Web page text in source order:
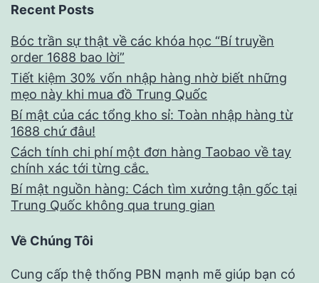
Recent Posts
Bóc trần sự thật về các khóa học “Bí truyền
order 1688 bao lời”
Tiết kiệm 30% vốn nhập hàng nhờ biết những
mẹo này khi mua đồ Trung Quốc
Bí mật của các tổng kho sỉ: Toàn nhập hàng từ
1688 chứ đâu!
Cách tính chi phí một đơn hàng Taobao về tay
chính xác tới từng cắc.
Bí mật nguồn hàng: Cách tìm xưởng tận gốc tại
Trung Quốc không qua trung gian
Về Chúng Tôi
Cung cấp thệ thống PBN mạnh mẽ giúp bạn có